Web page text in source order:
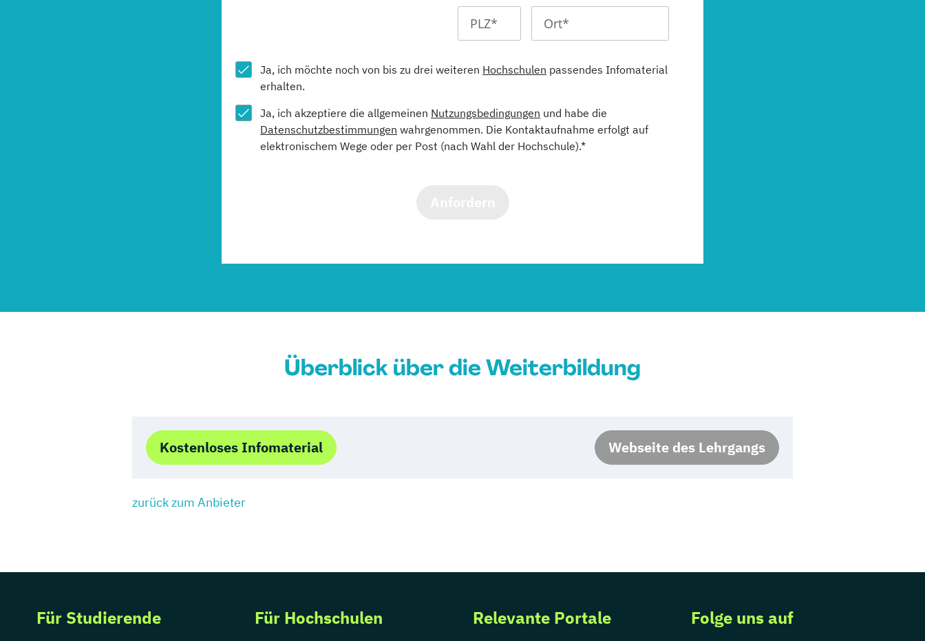
Ja, ich möchte noch von bis zu drei weiteren Hochschulen passendes Infomaterial
erhalten.
Ja, ich akzeptiere die allgemeinen Nutzungsbedingungen und habe die
Datenschutzbestimmungen wahrgenommen. Die Kontaktaufnahme erfolgt auf
elektronischem Wege oder per Post (nach Wahl der Hochschule).*
Überblick über die Weiterbildung
Kostenloses Infomaterial Webseite des Lehrgangs
zurück zum Anbieter
Für Studierende Für Hochschulen Relevante Portale Folge uns auf